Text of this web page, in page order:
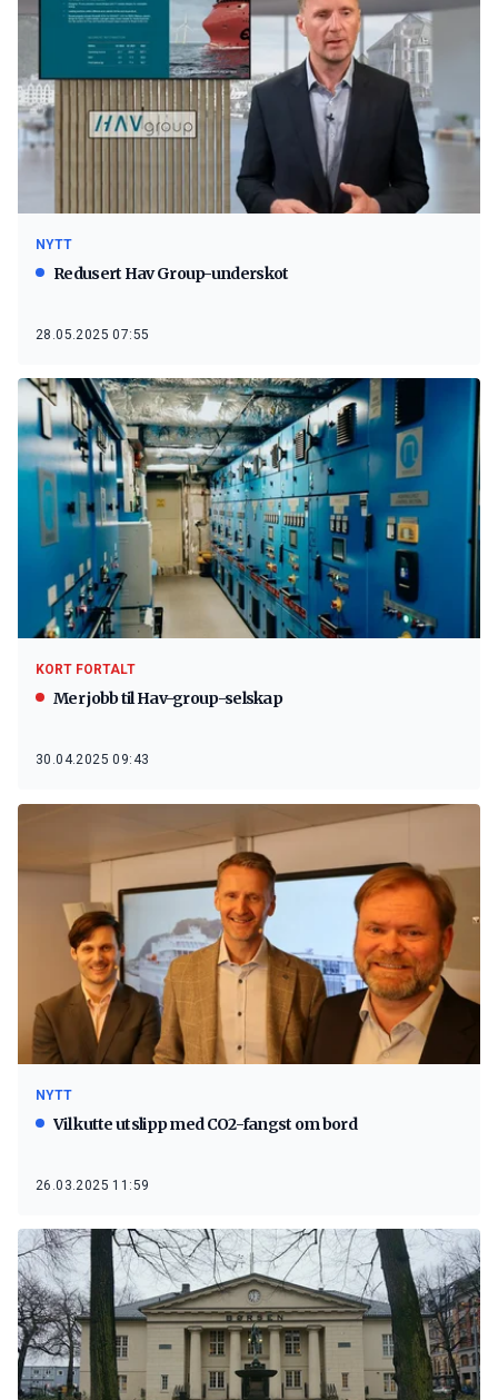
NYTT
Redusert Hav Group-underskot
28.05.2025 07:55
KORT FORTALT
Mer jobb til Hav-group-selskap
30.04.2025 09:43
NYTT
Vil kutte utslipp med CO2-fangst om bord
26.03.2025 11:59